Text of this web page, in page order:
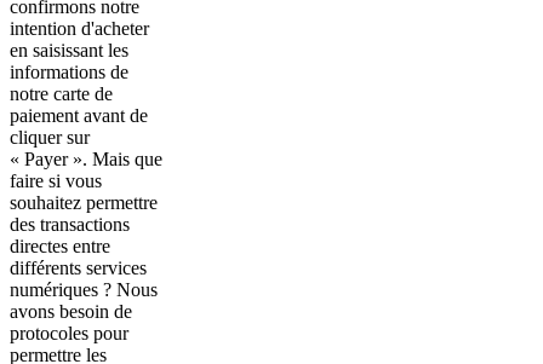
confirmons notre
intention d'acheter
en saisissant les
informations de
notre carte de
paiement avant de
cliquer sur
« Payer ». Mais que
faire si vous
souhaitez permettre
des transactions
directes entre
différents services
numériques ? Nous
avons besoin de
protocoles pour
permettre les